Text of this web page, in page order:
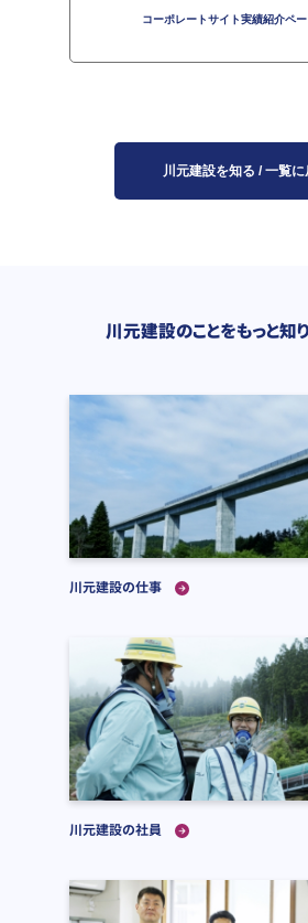
コーポレートサイト実績紹介ペ
川元建設を知る / 一覧に
川元建設のことをもっと知
川元建設の仕事
川元建設の社員